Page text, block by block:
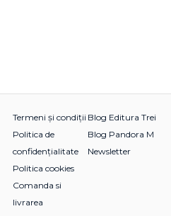
Termeni și condiții
Politica de
confidențialitate
Politica cookies
Comanda si
livrarea
Blog Editura Trei
Blog Pandora M
Newsletter